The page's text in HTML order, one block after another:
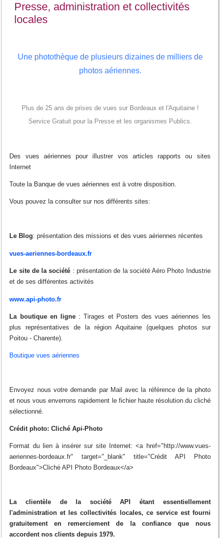
Presse, administration et collectivités
locales
Une photothèque de plusieurs dizaines de milliers de
photos aériennes.
Plus de 25 ans de prises de vues sur Bordeaux et l'Aquitaine !
Service Gratuit pour la Presse et les organismes Publics.
Des vues aériennes pour illustrer vos articles rapports ou sites
Internet
Toute la Banque de vues aériennes est à votre disposition.
Vous pouvez la consulter sur nos différents sites:
Le Blog: présentation des missions et des vues aériennes récentes
vues-aeriennes-bordeaux.fr
Le site de la société : présentation de la société Aéro Photo Industrie
et de ses différentes activités
www.api-photo.fr
La boutique en ligne : Tirages et Posters des vues aériennes les
plus représentatives de la région Aquitaine (quelques photos sur
Poitou - Charente).
Boutique vues aériennes
Envoyez nous votre demande par Mail avec la référence de la photo
et nous vous enverrons rapidement le fichier haute résolution du cliché
sélectionné.
Crédit photo: Cliché Api-Photo
Format du lien à insérer sur site Internet: <a href="http://www.vues-
aeriennes-bordeaux.fr" target="_blank" title="Crédit API Photo
Bordeaux">Cliché API Photo Bordeaux</a>
La clientèle de la société API étant essentiellement
l'administration et les collectivités locales, ce service est fourni
gratuitement en remerciement de la confiance que nous
accordent nos clients depuis 1979.